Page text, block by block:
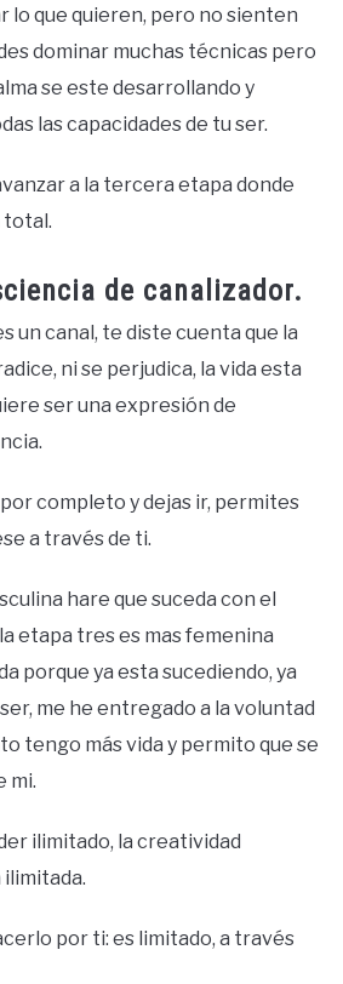
lo que quieren, pero no sienten
dominar muchas técnicas pero
se este desarrollando y
las capacidades de tu ser.
a la tercera etapa donde
total.
de canalizador.
un canal, te diste cuenta que la
ni se perjudica, la vida esta
ser una expresión de
completo y dejas ir, permites
a través de ti.
hare que suceda con el
etapa tres es mas femenina
porque ya esta sucediendo, ya
me he entregado a la voluntad
tengo más vida y permito que se
mi.
ilimitado, la creatividad
por ti: es limitado, a través